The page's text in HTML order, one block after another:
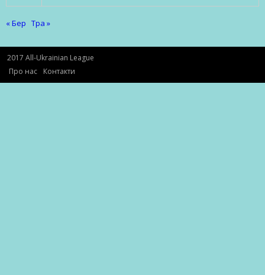
« Бер Тра »
2017 All-Ukrainian League
Про нас
Контакти